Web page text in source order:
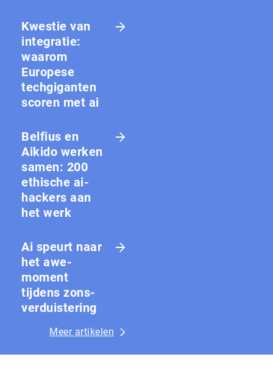
Kwestie van
integratie:
waarom
Europese
techgiganten
scoren met ai
Belfius en
Aikido werken
samen: 200
ethische ai-
hackers aan
het werk
Ai speurt naar
het awe-
moment
tijdens zons­
ver­duis­te­ring
Meer artikelen